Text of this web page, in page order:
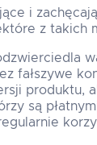
i
z takich
fałszywe
produktu,
są